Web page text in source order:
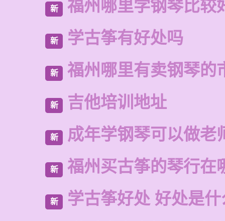
新 福州哪里学钢琴比较
新 学古筝有好处吗
新 福州哪里有卖钢琴的
新 吉他培训地址
新 成年学钢琴可以做老
新 福州买古筝的琴行在
新 学古筝好处 好处是什